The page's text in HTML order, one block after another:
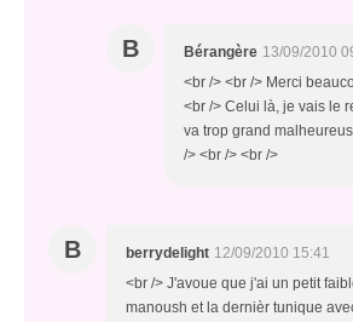
B Bérangère 13/09/2010
<br /> <br /> Merci
<br /> Celui là, je vais le
va trop grand
/> <br /> <br />
B berrydelight 12/09/2010 15:41
<br /> J'avoue que j'ai un petit
manoush et la dernièr tunique